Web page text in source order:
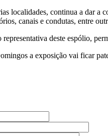
localidades, continua a dar a
canais e condutas, entre
representativa deste espólio,
a exposição vai ficar